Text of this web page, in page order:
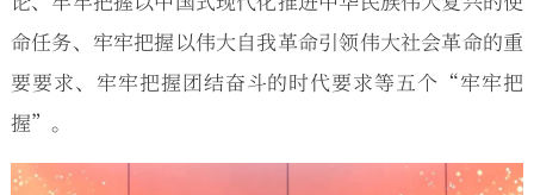
命任务、牢牢把握以伟大自我革命引领伟大社会革命的重
要要求、牢牢把握团结奋斗的时代要求等五个“牢牢把
握”。